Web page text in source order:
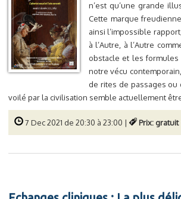
n’est qu’une grande
Cette marque
ainsi l’impossible
à l’Autre, à l’Autre
obstacle et les
notre vécu
de rites de passages ou
voilé par la civilisation semble actuellement
7 Dec 2021 de 20:30 à 23:00 | Prix: gratuit